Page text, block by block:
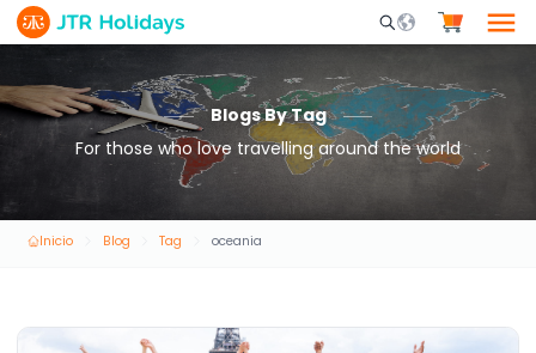
Mobile Search
Blogs By Tag
For those who love travelling around the world
Inicio Blog Tag oceania